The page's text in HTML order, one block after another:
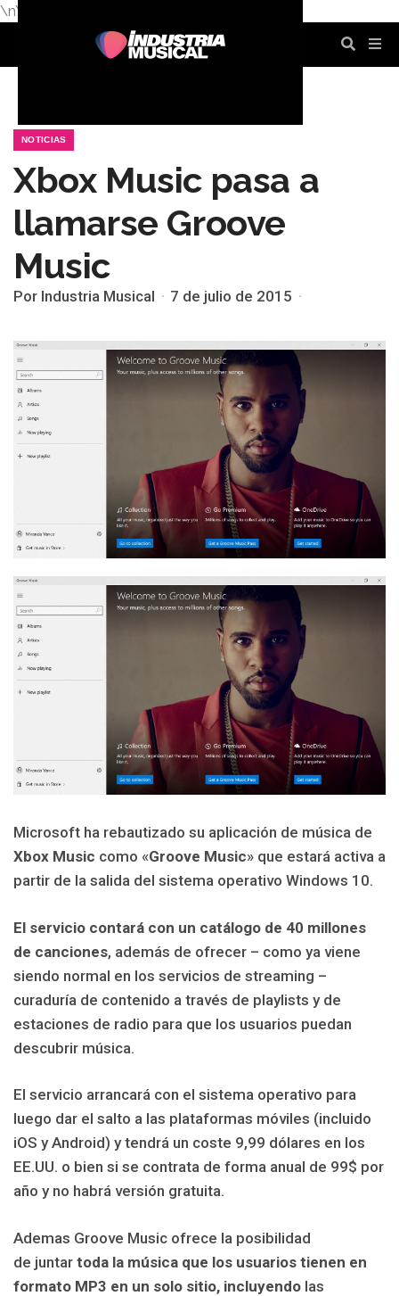
\n\n
NOTICIAS
Xbox Music pasa a
llamarse Groove
Music
Por Industria Musical 7 de julio de 2015
Microsoft ha rebautizado su aplicación de música de
Xbox Music como «Groove Music» que estará activa a
partir de la salida del sistema operativo Windows 10.
El servicio contará con un catálogo de 40 millones
de canciones, además de ofrecer – como ya viene
siendo normal en los servicios de streaming –
curaduría de contenido a través de playlists y de
estaciones de radio para que los usuarios puedan
descubrir música.
El servicio arrancará con el sistema operativo para
luego dar el salto a las plataformas móviles (incluido
iOS y Android) y tendrá un coste 9,99 dólares en los
EE.UU. o bien si se contrata de forma anual de 99$ por
año y no habrá versión gratuita.
Ademas Groove Music ofrece la posibilidad
de juntar toda la música que los usuarios tienen en
formato MP3 en un solo sitio, incluyendo las